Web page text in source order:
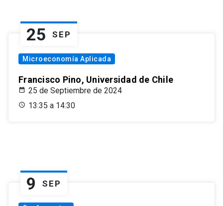
25 SEP
Microeconomía Aplicada
Francisco Pino, Universidad de Chile
25 de Septiembre de 2024
13:35 a 14:30
9 SEP